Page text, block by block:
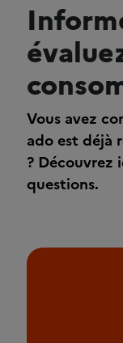
Vous avez
ado est déjà
? Découvrez
questions.